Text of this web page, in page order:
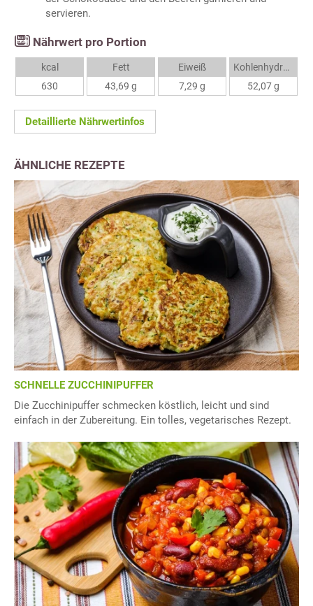
servieren.
Nährwert pro Portion
kcal
630
Fett
43,69 g
Eiweiß
7,29 g
Kohlenhydrate
52,07 g
Detaillierte Nährwertinfos
ÄHNLICHE REZEPTE
SCHNELLE ZUCCHINIPUFFER
Die Zucchinipuffer schmecken köstlich, leicht und sind
einfach in der Zubereitung. Ein tolles, vegetarisches Rezept.